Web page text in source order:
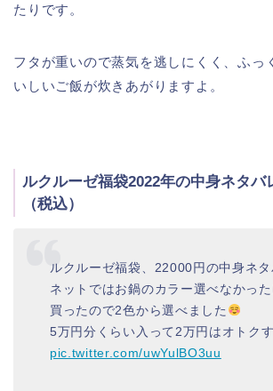
たりです。
フタが重いので蒸気を逃しにくく、ふっ
いしいご飯が炊きあがりますよ。
ルクルーゼ福袋2022年の中身ネタ
（税込）
ルクルーゼ福袋、22000円の中身ネタ
ネットではお鍋のカラー選べなかっ
買ったので2色から選べました
5万円分くらい入って2万円はオトク
pic.twitter.com/uwYulBO3uu